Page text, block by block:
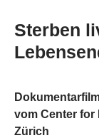
Sterben
vom Center for
Zürich